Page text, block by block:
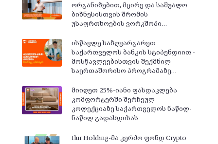
ორგანიზებით, მცირე და საშუალო
ბიზნესისთვის შრომის
უსაფრთხოების ვორკშოპი…
ისწავლე საზღვარგარეთ
საქართველოს ბანკის სტიპენდიით -
მოსწავლეებისთვის შექმნილ
საერთაშორისო პროგრამაზე…
მიიღეთ 25%-იანი ფასდაკლება
კომფორტერში შერჩეულ
კოლექციაზე საქართველოს ნაწილ-
ნაწილ გადახდისას
Ilur Holding-მა კერძო ფონდ Crypto